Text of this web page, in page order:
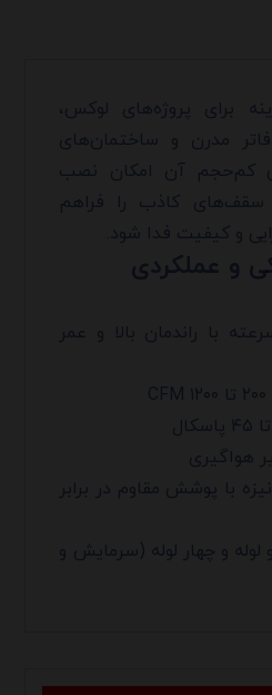
برای پروژه‌های لوکس،
دفاتر مدرن و ساختمان‌های
کم‌حجم آن امکان نصب
کاذب را فراهم
و کیفیت فدا شود.
و عملکردی
۷ سرعته با راندمان بالا و عمر
هواگیری
با پوشش مقاوم در برابر
و چهار لوله (سرمایش و